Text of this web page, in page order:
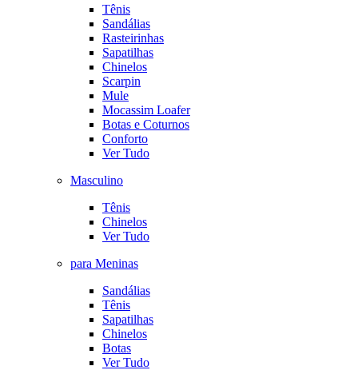
Tênis
Sandálias
Rasteirinhas
Sapatilhas
Chinelos
Scarpin
Mule
Mocassim Loafer
Botas e Coturnos
Conforto
Ver Tudo
Masculino
Tênis
Chinelos
Ver Tudo
para Meninas
Sandálias
Tênis
Sapatilhas
Chinelos
Botas
Ver Tudo